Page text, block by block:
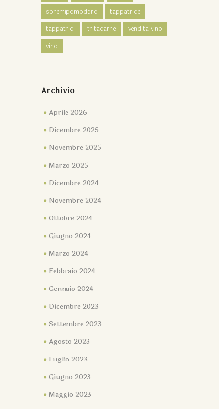
spremipomodoro
tappatrice
tappatrici
tritacarne
vendita vino
vino
Archivio
Aprile 2026
Dicembre 2025
Novembre 2025
Marzo 2025
Dicembre 2024
Novembre 2024
Ottobre 2024
Giugno 2024
Marzo 2024
Febbraio 2024
Gennaio 2024
Dicembre 2023
Settembre 2023
Agosto 2023
Luglio 2023
Giugno 2023
Maggio 2023